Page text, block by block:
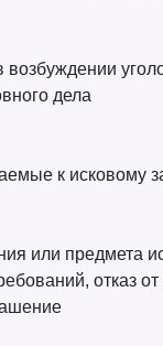
возбуждении
дела
к исковому
или предмета
отказ